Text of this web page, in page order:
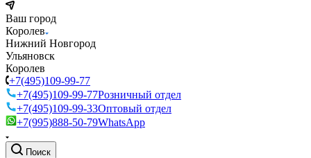
Ваш город
Королев
Нижний Новгород
Ульяновск
Королев
+7(495)109-99-77
+7(495)109-99-77Розничный отдел
+7(495)109-99-33Оптовый отдел
+7(995)888-50-79WhatsApp
Поиск